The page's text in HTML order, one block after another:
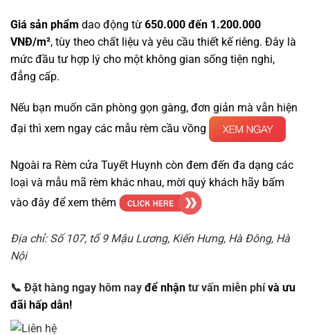
Giá sản phẩm dao động từ 650.000 đến 1.200.000
VNĐ/m², tùy theo chất liệu và yêu cầu thiết kế riêng. Đây là
mức đầu tư hợp lý cho một không gian sống tiện nghi,
đẳng cấp.
Nếu bạn muốn căn phòng gọn gàng, đơn giản mà vẫn hiện
đại thì xem ngay các mẫu rèm cầu vồng
Ngoài ra Rèm cửa Tuyết Huynh còn đem đến đa dạng các
loại và mẫu mã rèm khác nhau, mời quý khách hãy bấm
vào đây để xem thêm
Địa chỉ: Số 107, tổ 9 Mậu Lương, Kiến Hưng, Hà Đông, Hà
Nội
📞 Đặt hàng ngay hôm nay để nhận tư vấn miễn phívà ưu
đãi hấp dẫn!